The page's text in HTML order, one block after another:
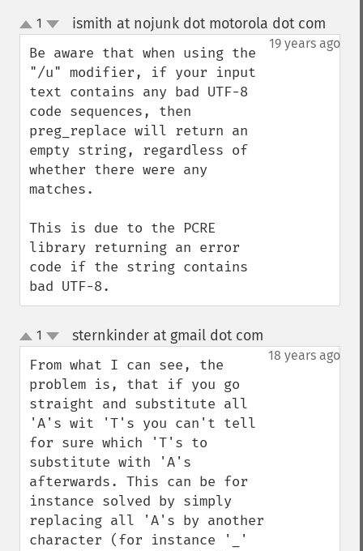
up
down
1 ismith at nojunk dot motorola dot com
19 years ago
Be aware that when using the
"/u" modifier, if your input
text contains any bad UTF-8
code sequences, then
preg_replace will return an
empty string, regardless of
whether there were any
matches.
This is due to the PCRE
library returning an error
code if the string contains
bad UTF-8.
up
down
1 sternkinder at gmail dot com
18 years ago
From what I can see, the
problem is, that if you go
straight and substitute all
'A's wit 'T's you can't tell
for sure which 'T's to
substitute with 'A's
afterwards. This can be for
instance solved by simply
replacing all 'A's by another
character (for instance '_'